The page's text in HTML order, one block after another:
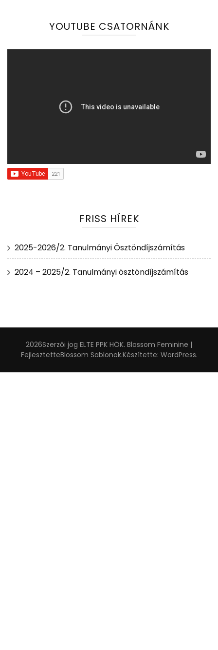
YOUTUBE CSATORNÁNK
FRISS HÍREK
2025-2026/2. Tanulmányi Ösztöndíjszámítás
2024 – 2025/2. Tanulmányi ösztöndíjszámítás
2026Szerzői jog ELTE PPK HÖK. Blossom Feminine |
FejlesztetteBlossom Sablonok.Készítette: WordPress.